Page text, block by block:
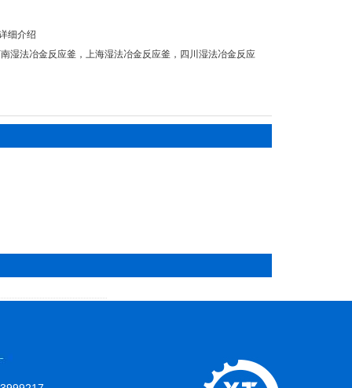
细介绍
湿法冶金反应釜 ， 上海湿法冶金反应釜 ， 四川湿法冶金反应